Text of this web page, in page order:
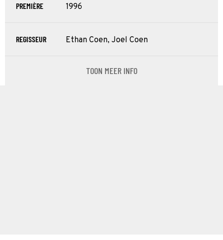
PREMIÈRE 1996
REGISSEUR Ethan Coen, Joel Coen
TOON MEER INFO